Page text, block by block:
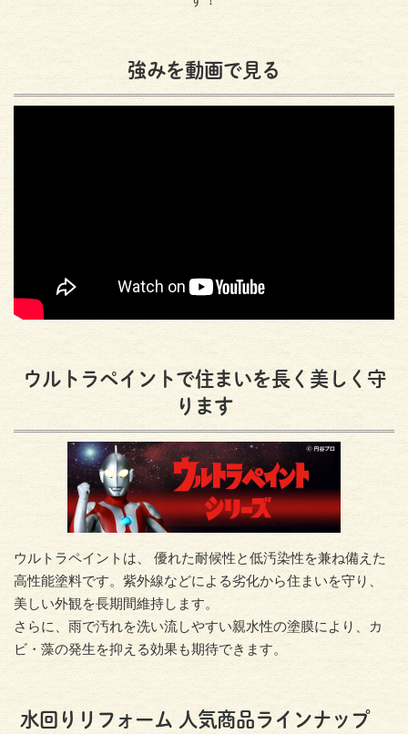
強みを動画で見る
ウルトラペイントで住まいを長く美しく守
ります
ウルトラペイントは、 優れた耐候性と低汚染性を兼ね備えた
高性能塗料です。紫外線などによる劣化から住まいを守り、
美しい外観を長期間維持します。
さらに、雨で汚れを洗い流しやすい親水性の塗膜により、カ
ビ・藻の発生を抑える効果も期待できます。
水回りリフォーム 人気商品ラインナップ